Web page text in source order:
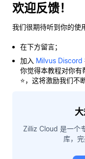
欢迎反馈！
我们很期待听到你的使
在下方留言；
加入 Milvus Discord
你觉得本教程对你有
⭐，这将激励我们不
Zilliz Cloud 是一个
库，完